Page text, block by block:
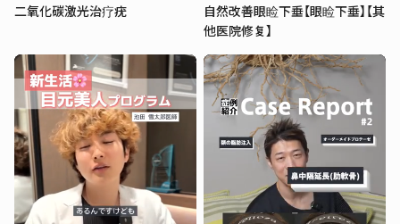
二氧化碳激光治疗疣
自然改善眼睑下垂【眼睑下垂】【其
他医院修复】